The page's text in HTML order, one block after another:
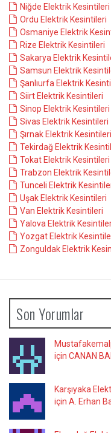
Niğde Elektrik Kesintileri
Ordu Elektrik Kesintileri
Osmaniye Elektrik
Rize Elektrik Kesintileri
Sakarya Elektrik
Samsun Elektrik
Şanlıurfa Elektrik
Siirt Elektrik Kesintileri
Sinop Elektrik Kesintileri
Sivas Elektrik Kesintileri
Şırnak Elektrik Kesintileri
Tekirdağ Elektrik
Tokat Elektrik Kesintileri
Trabzon Elektrik
Tunceli Elektrik
Uşak Elektrik Kesintileri
Van Elektrik Kesintileri
Yalova Elektrik
Yozgat Elektrik
Zonguldak Elektrik
Son Yorumlar
için CANAN
Karşıyaka
için A. Erhan